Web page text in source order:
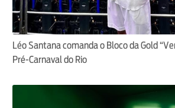
Léo Santana comanda o Bloco da Gold
Pré-Carnaval do Rio